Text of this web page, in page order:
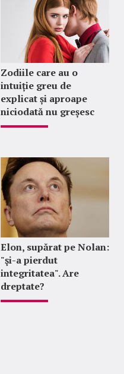
Zodiile care au o
intuiție greu de
explicat și aproape
niciodată nu greșesc
Elon, supărat pe Nolan:
"şi-a pierdut
integritatea". Are
dreptate?